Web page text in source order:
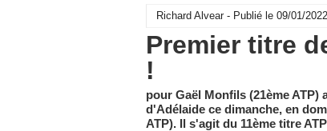
Richard Alvear - Publié le 09/01/2022
Premier titre
!
pour Gaël Monfils (21ème ATP)
d'Adélaide ce dimanche, en
ATP). Il s'agit du 11ème titre